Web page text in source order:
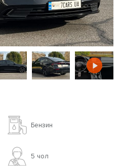
Бензин
5 чoл